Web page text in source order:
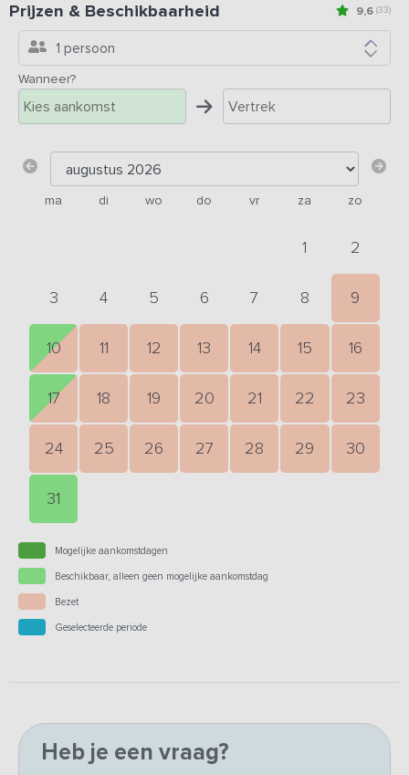
9,6 (33)
Prijzen & Beschikbaarheid
1 persoon
Wanneer?
ma di wo do vr za zo
1 2
3 4 5 6 7 8 9
10 11 12 13 14 15 16
17 18 19 20 21 22 23
24 25 26 27 28 29 30
31
Mogelijke aankomstdagen
Beschikbaar, alleen geen mogelijke aankomstdag
Bezet
Geselecteerde periode
Heb je een vraag?